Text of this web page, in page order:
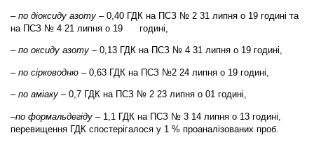
– по діоксиду азоту – 0,40 ГДК на ПСЗ № 2 31 липня о 19 годині та
на ПСЗ № 4 21 липня о 19 годині,
– по оксиду азоту – 0,13 ГДК на ПСЗ № 4 31 липня о 19 годині,
– по сірководню – 0,63 ГДК на ПСЗ №2 24 липня о 19 годині,
– по аміаку – 0,7 ГДК на ПСЗ № 2 23 липня о 01 годині,
–по формальдегіду – 1,1 ГДК на ПСЗ № 3 14 липня о 13 годині,
перевищення ГДК спостерігалося у 1 % проаналізованих проб.